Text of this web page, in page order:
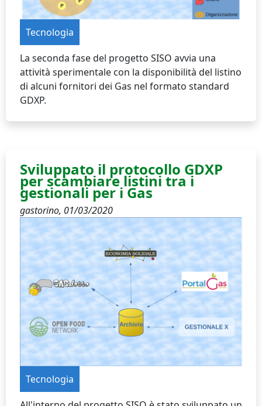
Tecnologia
La seconda fase del progetto SISO avvia una
attività sperimentale con la disponibilità del listino
di alcuni fornitori dei Gas nel formato standard
GDXP.
Sviluppato il protocollo GDXP
per scambiare listini tra i
gestionali per i Gas
gastorino, 01/03/2020
Tecnologia